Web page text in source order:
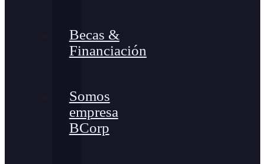
Becas &
Financiación
Somos
empresa
BCorp